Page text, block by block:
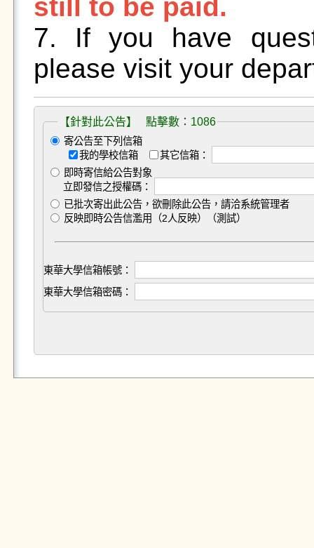
still to be paid.
7. If you have
please visit your
【針對此公告】 點擊數：1086
寄公告至下列信箱
我的學校信箱
其它信箱：
即時寄信給公告對象
立即發信之授權碼：
已批次寄出此公告，欲刪除此公告，請洽系統管理者
反映即時公告信濫用（2人反映）（測試）
東華大學信箱帳號：
東華大學信箱密碼：